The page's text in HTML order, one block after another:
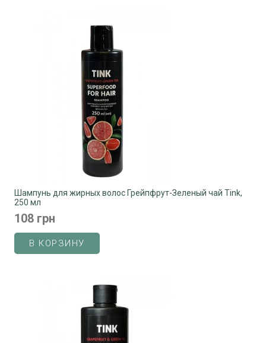
Шампунь для жирных волос Грейпфрут-Зеленый чай Tink,
250 мл
108 грн
В КОРЗИНУ